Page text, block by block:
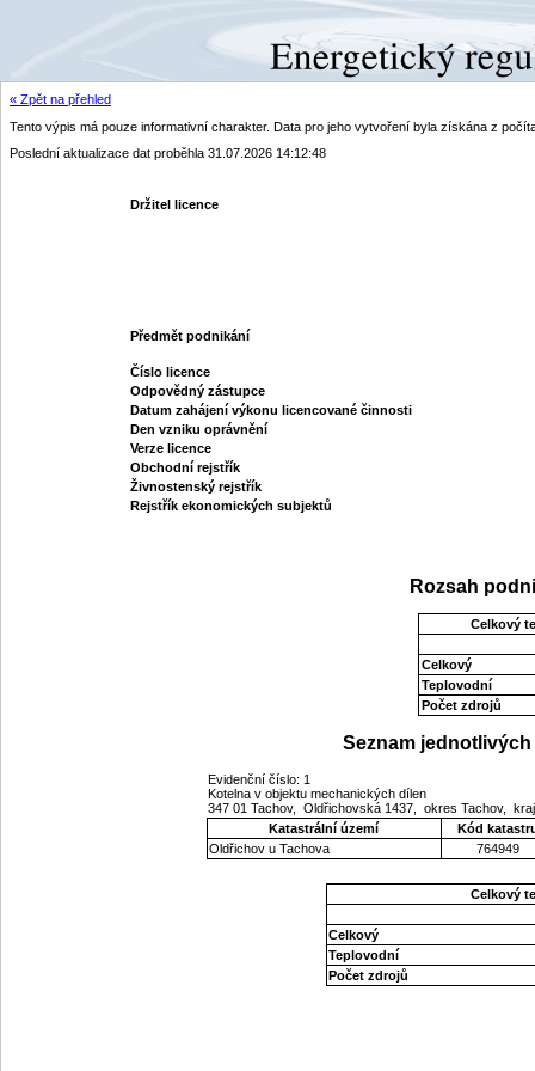
« Zpět na přehled
Tento výpis má pouze informativní charakter. Data pro jeho vytvoření byla získána z
Poslední aktualizace dat proběhla 31.07.2026 14:12:48
Držitel licence
Předmět podnikání
Číslo licence
Odpovědný zástupce
Datum zahájení výkonu licencované činnosti
Den vzniku oprávnění
Verze licence
Obchodní rejstřík
Živnostenský rejstřík
Rejstřík ekonomických subjektů
Rozsah
Celkový
Celkový
Teplovodní
Počet zdrojů
Seznam
Evidenční číslo: 1
Kotelna v objektu mechanických dílen
347 01 Tachov, Oldřichovská 1437, okres Tachov,
Katastrální území
Kód
Oldřichov u Tachova
764949
Celkový
Celkový
Teplovodní
Počet zdrojů